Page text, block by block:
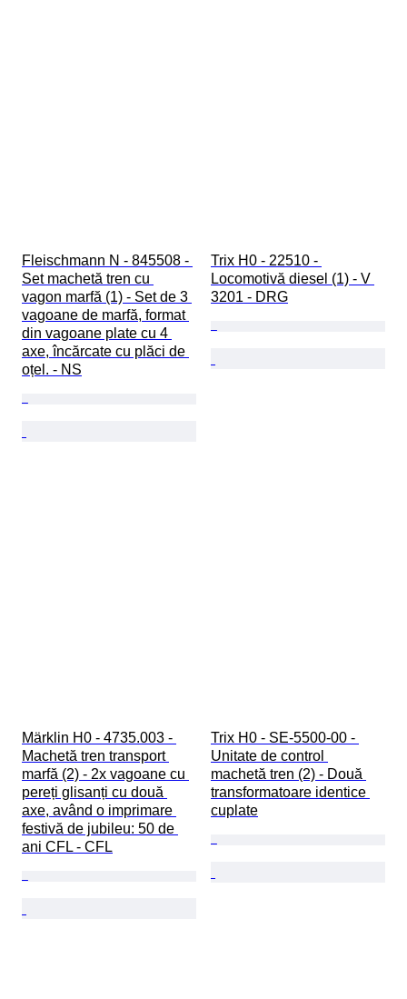
Fleischmann N - 845508 -
Set machetă tren cu
vagon marfă (1) - Set de 3
vagoane de marfă, format
din vagoane plate cu 4
axe, încărcate cu plăci de
oțel. - NS
Trix H0 - 22510 -
Locomotivă diesel (1) - V
3201 - DRG
Märklin H0 - 4735.003 -
Machetă tren transport
marfă (2) - 2x vagoane cu
pereți glisanți cu două
axe, având o imprimare
festivă de jubileu: 50 de
ani CFL - CFL
Trix H0 - SE-5500-00 -
Unitate de control
machetă tren (2) - Două
transformatoare identice
cuplate